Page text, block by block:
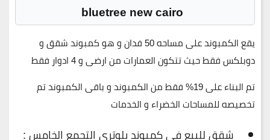
bluetree new cairo
يقع الكمبوند على مساحه 50 فدان و هو كمبوند شقق و
دوبلكس فقط حيث تتكون العمارات من ارضى و 4 ادوار فقط
تم البناء على 19% فقط من الكمبوند و باقى الكمبوند تم
تخصيصه للمساحات الخضراء و الخدمات
شقق للبيع في كمبوند بلوتري التجمع الخامس :